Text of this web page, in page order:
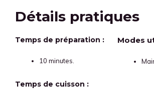
Détails pratiques
Temps de préparation :
10 minutes.
Temps de cuisson :
Modes